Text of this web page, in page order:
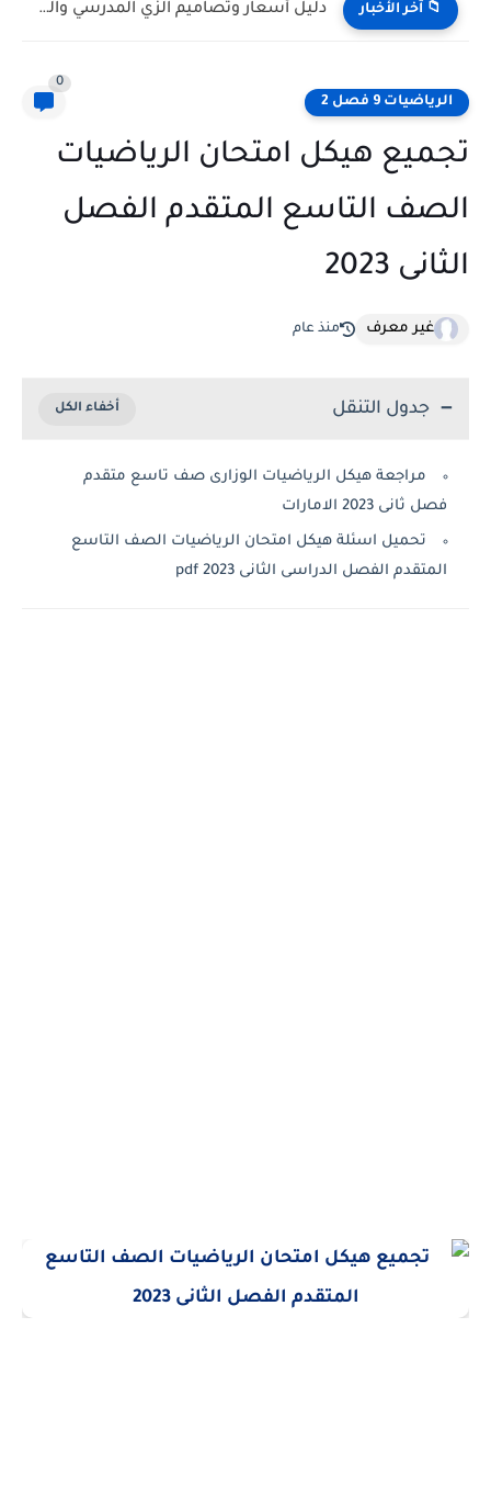
📁 آخر الأخبار دليل أسعار وتصاميم الزي المدرسي والرياضي للمدارس الحكومية فى الامارات...
الرياضيات 9 فصل 2
0
تجميع هيكل امتحان الرياضيات
الصف التاسع المتقدم الفصل
الثانى 2023
غير معرف منذ عام
جدول التنقل
مراجعة هيكل الرياضيات الوزارى صف تاسع متقدم
فصل ثانى 2023 الامارات
تحميل اسئلة هيكل امتحان الرياضيات الصف التاسع
المتقدم الفصل الدراسى الثانى 2023 pdf